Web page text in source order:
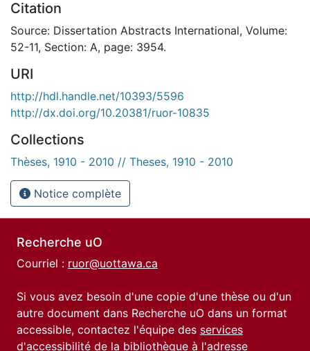
Citation
Source: Dissertation Abstracts International, Volume:
52-11, Section: A, page: 3954.
URI
http://hdl.handle.net/10393/5596
http://dx.doi.org/10.20381/ruor-10835
Collections
Thèses, 1910 - 2010 // Theses, 1910 - 2010
Notice complète
Recherche uO
Courriel : ruor@uottawa.ca
Si vous avez besoin d'une copie d'une thèse ou d'un
autre document dans Recherche uO dans un format
accessible, contactez l'équipe des services
d'accessibilité de la bibliothèque à l'adresse